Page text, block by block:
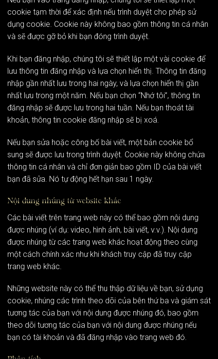
cookie tạm thời để xác định nếu trình duyệt cho phép sử
dụng cookie. Cookie này không bao gồm thông tin cá nhân
và sẽ được gỡ bỏ khi bạn đóng trình duyệt.
Khi bạn đăng nhập, chúng tôi sẽ thiết lập một vài cookie để
lưu thông tin đăng nhập và lựa chọn hiển thị. Thông tin đăng
nhập gần nhất lưu trong hai ngày, và lựa chọn hiển thị gần
nhất lưu trong một năm. Nếu bạn chọn “Nhớ tôi”, thông tin
đăng nhập sẽ được lưu trong hai tuần. Nếu bạn thoát tài
khoản, thông tin cookie đăng nhập sẽ bị xoá.
Nếu bạn sửa hoặc công bố bài viết, một bản cookie bổ
sung sẽ được lưu trong trình duyệt. Cookie này không chứa
thông tin cá nhân và chỉ đơn giản bao gồm ID của bài viết
bạn đã sửa. Nó tự động hết hạn sau 1 ngày.
Nội dung nhúng từ website khác
Các bài viết trên trang web này có thể bao gồm nội dung
được nhúng (ví dụ: video, hình ảnh, bài viết, v.v.). Nội dung
được nhúng từ các trang web khác hoạt động theo cùng
một cách chính xác như khi khách truy cập đã truy cập
trang web khác.
Những website này có thể thu thập dữ liệu về bạn, sử dụng
cookie, nhúng các trình theo dõi của bên thứ ba và giám sát
tương tác của bạn với nội dung được nhúng đó, bao gồm
theo dõi tương tác của bạn với nội dung được nhúng nếu
bạn có tài khoản và đã đăng nhập vào trang web đó.